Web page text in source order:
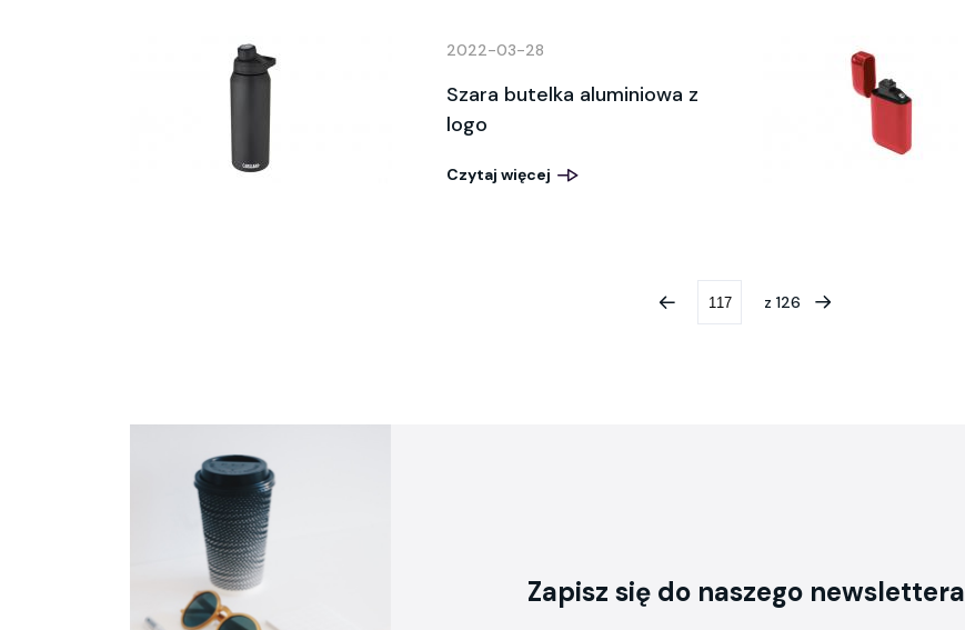
2022-03-28
Szara butelka aluminiowa z
logo
Czytaj więcej
z 126
Zapisz się do naszego newslettera